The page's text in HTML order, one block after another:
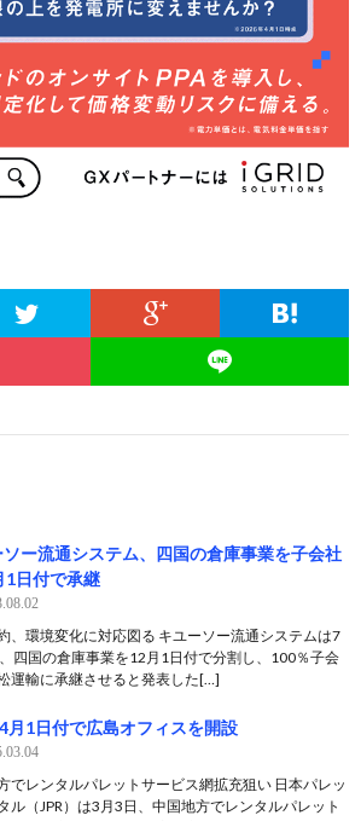
ソー流通システム、四国の倉庫事業を子会社
1日付で承継
、環境変化に対応図る キユーソー流通システムは7
四国の倉庫事業を12月1日付で分割し、100％子会
運輸に承継させると発表した[…]
月1日付で広島オフィスを開設
でレンタルパレットサービス網拡充狙い 日本パレッ
ル（JPR）は3月3日、中国地方でレンタルパレット